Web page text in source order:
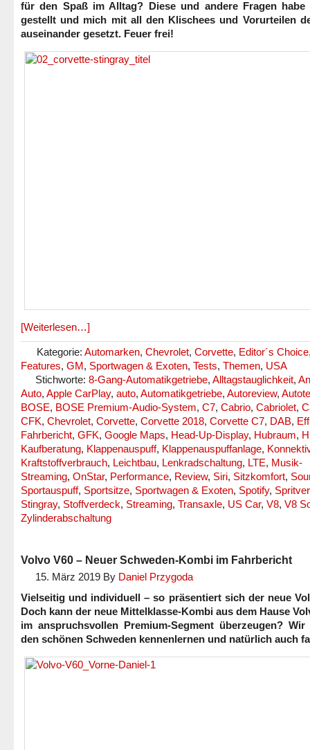
für den Spaß im Alltag? Diese und andere Fragen
gestellt und mich mit all den Klischees und Vorurteilen
auseinander gesetzt. Feuer frei!
[Weiterlesen…]
Kategorie: Automarken, Chevrolet, Corvette, Editor´s Choice
Features, GM, Sportwagen & Exoten, Tests, Themen, USA
Stichworte: 8-Gang-Automatikgetriebe, Alltagstauglichkeit,
Auto, Apple CarPlay, auto, Automatikgetriebe, Autoreview,
BOSE, BOSE Premium-Audio-System, C7, Cabrio, Cabriolet,
CFK, Chevrolet, Corvette, Corvette 2018, Corvette C7, DAB,
Fahrbericht, GFK, Google Maps, Head-Up-Display, Hubraum,
Kaufberatung, Klappenauspuff, Klappenauspuffanlage,
Kraftstoffverbrauch, Leichtbau, Lenkradschaltung, LTE, Musik-
Streaming, OnStar, Performance, Review, Siri, Sitzkomfort,
Sportauspuff, Sportsitze, Sportwagen & Exoten, Spotify,
Stingray, Stoffverdeck, Streaming, Transaxle, US Car, V8, V8
Zylinderabschaltung
Volvo V60 – Neuer Schweden-Kombi im Fahrbericht
15. März 2019 By Daniel Przygoda
Vielseitig und individuell – so präsentiert sich der neue
Doch kann der neue Mittelklasse-Kombi aus dem Hause
im anspruchsvollen Premium-Segment überzeugen? Wir
den schönen Schweden kennenlernen und natürlich auch